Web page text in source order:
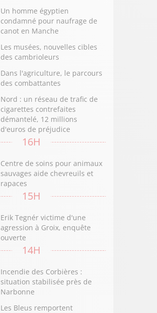
Un homme égyptien
condamné pour naufrage de
canot en Manche
Les musées, nouvelles cibles
des cambrioleurs
Dans l'agriculture, le parcours
des combattantes
Nord : un réseau de trafic de
cigarettes contrefaites
démantelé, 12 millions
d'euros de préjudice
16H
Centre de soins pour animaux
sauvages aide chevreuils et
rapaces
15H
Erik Tegnér victime d'une
agression à Groix, enquête
ouverte
14H
Incendie des Corbières :
situation stabilisée près de
Narbonne
Les Bleus remportent